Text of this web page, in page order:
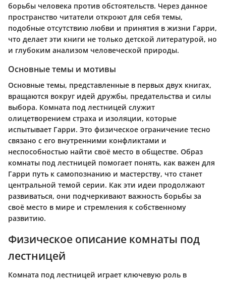
борьбы человека против обстоятельств. Через данное
пространство читатели откроют для себя темы,
подобные отсутствию любви и принятия в жизни Гарри,
что делает эти книги не только детской литературой, но
и глубоким анализом человеческой природы.
Основные темы и мотивы
Основные темы, представленные в первых двух книгах,
вращаются вокруг идей дружбы, предательства и силы
выбора. Комната под лестницей служит
олицетворением страха и изоляции, которые
испытывает Гарри. Это физическое ограничение тесно
связано с его внутренними конфликтами и
неспособностью найти своё место в обществе. Образ
комнаты под лестницей помогает понять, как важен для
Гарри путь к самопознанию и мастерству, что станет
центральной темой серии. Как эти идеи продолжают
развиваться, они подчеркивают важность борьбы за
своё место в мире и стремления к собственному
развитию.
Физическое описание комнаты под
лестницей
Комната под лестницей играет ключевую роль в